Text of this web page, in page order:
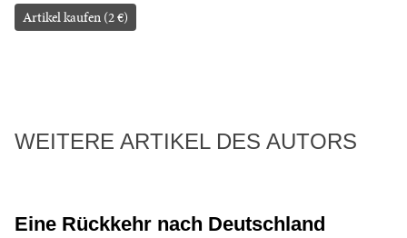
Artikel kaufen (2 €)
WEITERE ARTIKEL DES AUTORS
Eine Rückkehr nach Deutschland